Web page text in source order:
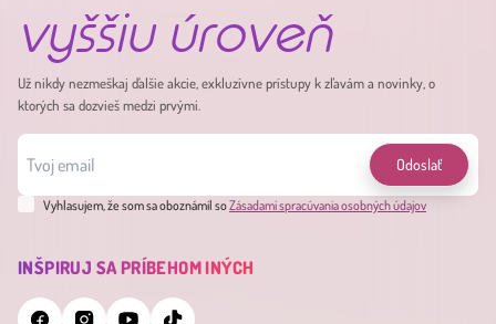
vyššiu úroveň
Už nikdy nezmeškaj ďalšie akcie, exkluzívne prístupy k zľavám a novinky, o
ktorých sa dozvieš medzi prvými.
Odoslať
Vyhlasujem, že som sa oboznámil soZásadami spracúvania osobných údajov
INŠPIRUJ SA PRÍBEHOM INÝCH